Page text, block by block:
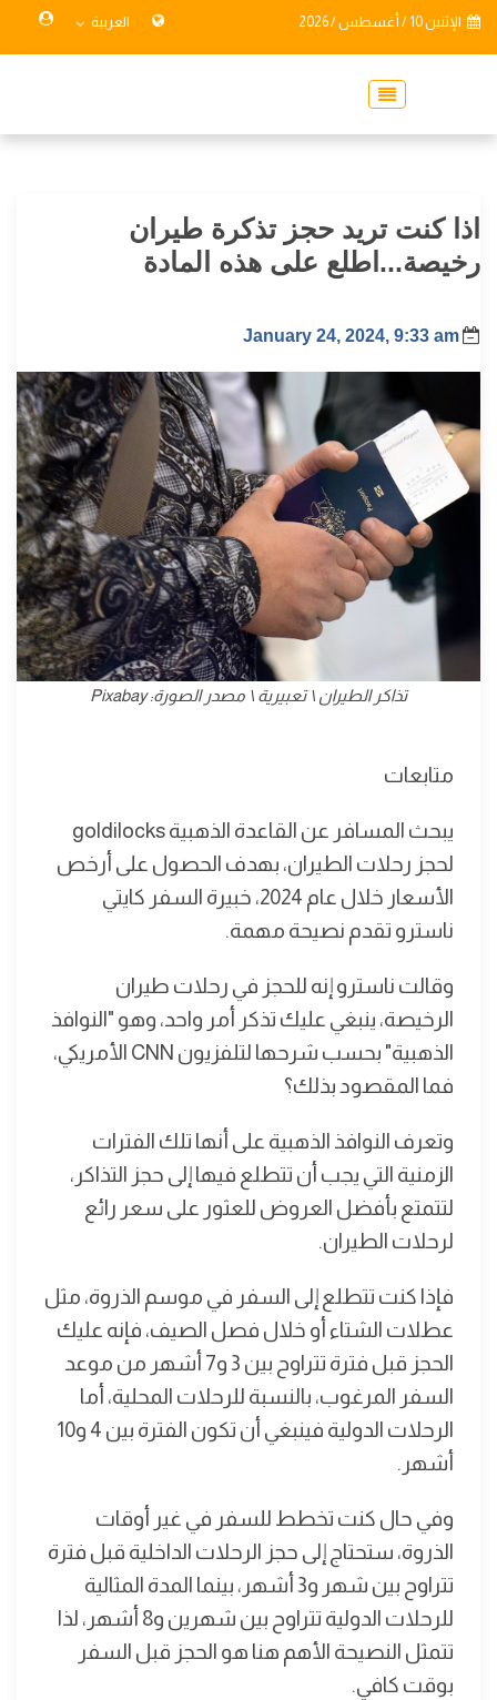
الإثنين 10 / أغسطس / 2026 العربية
اذا كنت تريد حجز تذكرة طيران
رخيصة...اطلع على هذه المادة
January 24, 2024, 9:33 am
تذاكر الطيران \ تعبيرية \ مصدر الصورة: Pixabay
متابعات
يبحث المسافر عن القاعدة الذهبية goldilocks
لحجز رحلات الطيران، بهدف الحصول على أرخص
الأسعار خلال عام 2024، خبيرة السفر كايتي
ناسترو تقدم نصيحة مهمة.
وقالت ناسترو إنه للحجز في رحلات طيران
الرخيصة، ينبغي عليك تذكر أمر واحد، وهو "النوافذ
الذهبية" بحسب شرحها لتلفزيون CNN الأمريكي،
فما المقصود بذلك؟
وتعرف النوافذ الذهبية على أنها تلك الفترات
الزمنية التي يجب أن تتطلع فيها إلى حجز التذاكر،
لتتمتع بأفضل العروض للعثور على سعر رائع
لرحلات الطيران.
فإذا كنت تتطلع إلى السفر في موسم الذروة، مثل
عطلات الشتاء أو خلال فصل الصيف، فإنه عليك
الحجز قبل فترة تتراوح بين 3 و7 أشهر من موعد
السفر المرغوب، بالنسبة للرحلات المحلية، أما
الرحلات الدولية فينبغي أن تكون الفترة بين 4 و10
أشهر.
وفي حال كنت تخطط للسفر في غير أوقات
الذروة، ستحتاج إلى حجز الرحلات الداخلية قبل فترة
تتراوح بين شهر و3 أشهر، بينما المدة المثالية
للرحلات الدولية تتراوح بين شهرين و8 أشهر، لذا
تتمثل النصيحة الأهم هنا هو الحجز قبل السفر
بوقت كافي.